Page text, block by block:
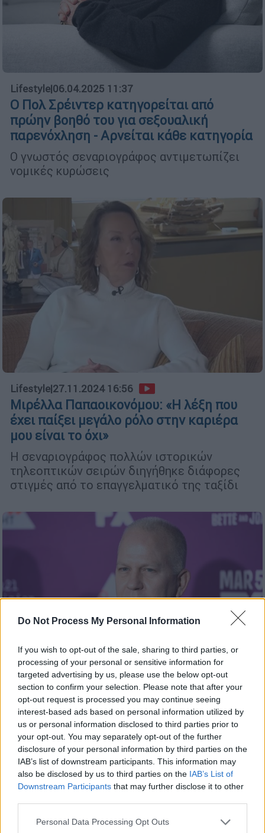
Do Not Process My Personal Information
If you wish to opt-out of the sale, sharing to third parties, or
processing of your personal or sensitive information for
targeted advertising by us, please use the below opt-out
section to confirm your selection. Please note that after your
opt-out request is processed you may continue seeing
interest-based ads based on personal information utilized by
us or personal information disclosed to third parties prior to
your opt-out. You may separately opt-out of the further
disclosure of your personal information by third parties on the
IAB’s list of downstream participants. This information may
also be disclosed by us to third parties on the IAB’s List of
Downstream Participants that may further disclose it to other
Please note that this website/app uses one or more Google
Personal Data Processing Opt Outs
Lifestyle|06.04.2025 11:37
Ο Πολ Σρέιντερ κατηγορείται από
πρώην βοηθό του για σεξουαλική
παρενόχληση - Αρνείται κάθε κατηγορία
Ο γνωστός σεναριογράφος αντιμετωπίζει
νομικές κυρώσεις
Lifestyle|27.11.2024 16:56
Μιρέλλα Παπαοικονόμου: «Η λέξη που
έχει παίξει μεγάλο ρόλο στην καριέρα
μου είναι το όχι»
Η σεναριογράφος πολλών ιστορικών
τηλεοπτικών σειρών διηγήθηκε διάφορες
στιγμές από το επαγγελματικό της ταξίδι
Σινεμά|19.08.2024 20:11
Ράιαν Μέρφι: Ο εμπνευστής του
«American Horror Story» ετοιμάζει νέα
σειρά τρόμου
Αναμένεται να κάνει πρεμιέρα στις 25
Σεπτεμβρίου